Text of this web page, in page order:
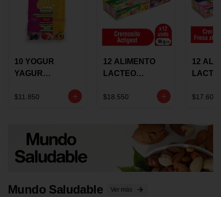
10 YOGUR
YAGUR
150ML SURTIDO
$11.850
12 ALIMENTO
LACTEO
ALQUERIA
$18.550
12
$17.600
Mundo Saludable Ver más